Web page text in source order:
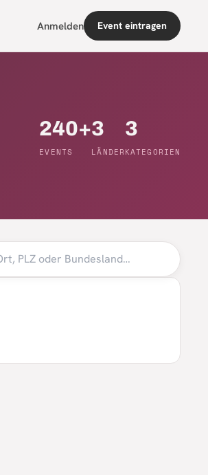
Anmelden Event eintragen
240+
EVENTS
3
LÄNDER
3
KATEGORIEN